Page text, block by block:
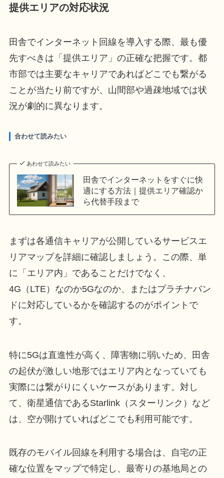
提供エリアの対応状況
田舎でインターネット回線を導入する際、最も優
先すべきは「提供エリア」の正確な把握です。都
市部では主要なキャリアであればどこでも繋がる
ことが当たり前ですが、山間部や過疎地域では状
況が劇的に異なります。
合わせて読みたい
あわせて読みたい
田舎でインターネットをすぐに快
適にする方法｜提供エリア確認か
ら代替手段まで
まずは各通信キャリアが公開しているサービスエ
リアマップを詳細に確認しましょう。この際、単
に「エリア内」であることだけでなく、
4G（LTE）なのか5Gなのか、またはプラチナバン
ドに対応しているかを確認するのがポイントで
す。
特に5Gは直進性が高く、障害物に弱いため、田舎
の起伏が激しい地形ではエリア内となっていても
実際には繋がりにくいケースがあります。対し
て、衛星通信であるStarlink（スターリンク）など
は、空が開けていればどこでも利用可能です。
既存のモバイル回線を利用する場合は、自宅の正
確な位置をマップで特定し、最寄りの基地局との